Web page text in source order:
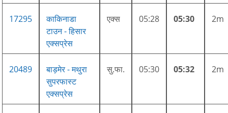
17295
काकिनाडा
टाउन - हिसार
एक्सप्रेस
एक्स 05:28 05:30 2m
20489
बाड़मेर - मथुरा
सुपरफास्ट
एक्सप्रेस
सु.फा. 05:30 05:32 2m